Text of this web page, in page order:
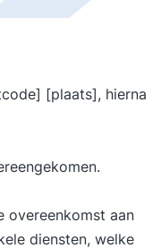
[plaats], hierna
overeenkomst aan
diensten, welke